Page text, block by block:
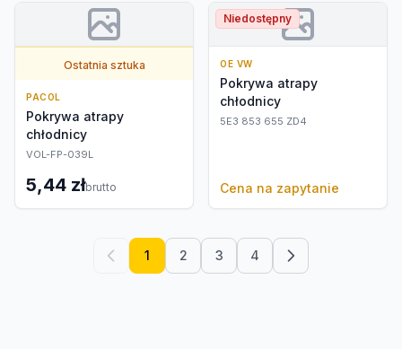
Ostatnia sztuka
PACOL
Pokrywa atrapy
chłodnicy
VOL-FP-039L
5,44 złbrutto
Niedostępny
OE VW
Pokrywa atrapy
chłodnicy
5E3 853 655 ZD4
Cena na zapytanie
1 2 3 4